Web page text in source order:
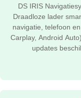
DS IRIS
Draadloze lader
navigatie, telefoon
Carplay, Android
updates